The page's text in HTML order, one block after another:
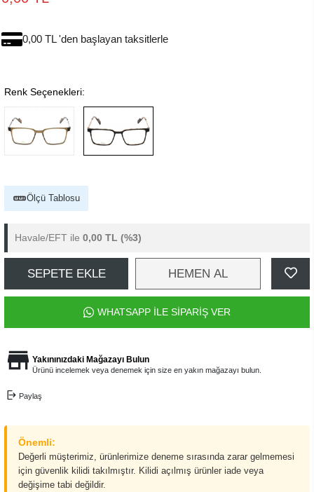
0,00 TL 'den başlayan taksitlerle
Renk Seçenekleri:
Ölçü Tablosu
Havale/EFT ile 0,00 TL (%3)
SEPETE EKLE HEMEN AL
WHATSAPP İLE SİPARİŞ VER
Yakınınızdaki Mağazayı Bulun
Ürünü incelemek veya denemek için size en yakın mağazayı bulun.
Paylaş
Önemli:
Değerli müşterimiz, ürünlerimize deneme sırasında zarar gelmemesi
için güvenlik kilidi takılmıştır. Kilidi açılmış ürünler iade veya
değişime tabi değildir.